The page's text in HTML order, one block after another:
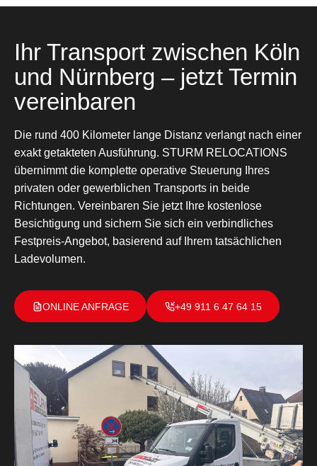
Ihr Transport zwischen Köln
und Nürnberg – jetzt Termin
vereinbaren
Die rund 400 Kilometer lange Distanz verlangt nach einer
exakt getakteten Ausführung. STURM RELOCATIONS
übernimmt die komplette operative Steuerung Ihres
privaten oder gewerblichen Transports in beide
Richtungen. Vereinbaren Sie jetzt Ihre kostenlose
Besichtigung und sichern Sie sich ein verbindliches
Festpreis-Angebot, basierend auf Ihrem tatsächlichen
Ladevolumen.
ONLINE ANFRAGE +49 911 6 47 64 15